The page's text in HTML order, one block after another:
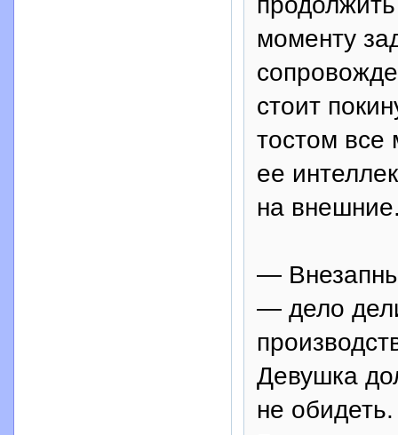
моменту
стоит
тостом
ее
на
—
— дело
Девушка
не